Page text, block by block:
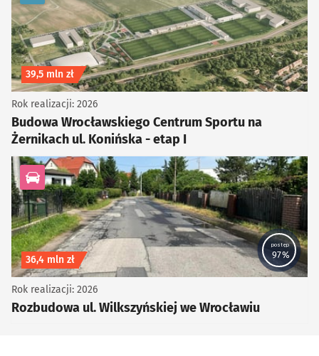
Koszt inwestycji
39,5 mln zł
Budowa Wrocławskiego Centrum Sportu na
Żernikach ul. Konińska - etap I
Rok realizacji: 2026
kategoria Infrastruktura drogowa
postęp
97%
Koszt inwestycji
36,4 mln zł
Rozbudowa ul. Wilkszyńskiej we Wrocławiu
Rok realizacji: 2026